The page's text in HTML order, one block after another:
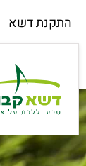
התקנת דשא